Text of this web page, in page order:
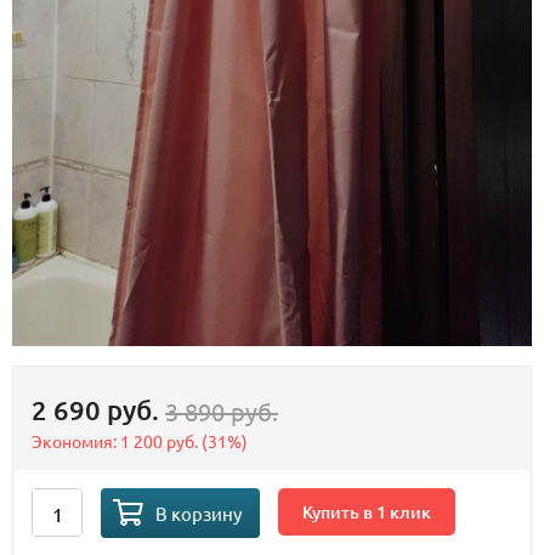
2 690 руб. 3 890 руб.
Экономия: 1 200 руб. (31%)
В корзину Купить в 1 клик